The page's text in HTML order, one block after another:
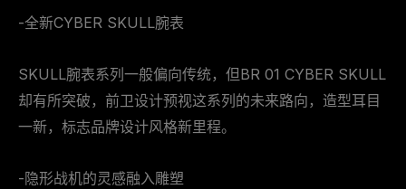
-全新CYBER SKULL腕表
SKULL腕表系列一般偏向传统，但BR 01 CYBER SKULL
却有所突破，前卫设计预视这系列的未来路向，造型耳目
一新，标志品牌设计风格新里程。
-隐形战机的灵感融入雕塑